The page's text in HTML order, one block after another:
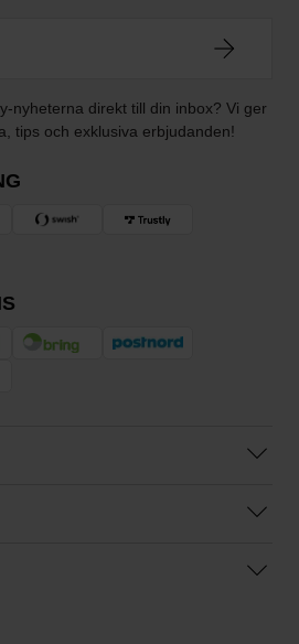
nyheterna direkt till din inbox? Vi ger
tips och exklusiva erbjudanden!